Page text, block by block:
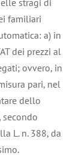
familiari
a) in
dei prezzi al
ovvero, in
pari, nel
dello
secondo
L. n. 388, da